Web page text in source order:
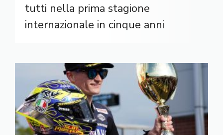
tutti nella prima stagione
internazionale in cinque anni